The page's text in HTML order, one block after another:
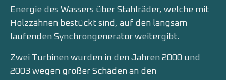
Energie des Wassers über Stahlräder, welche mit
Holzzähnen bestückt sind, auf den langsam
laufenden Synchrongenerator weitergibt.
Zwei Turbinen wurden in den Jahren 2000 und
2003 wegen großer Schäden an den